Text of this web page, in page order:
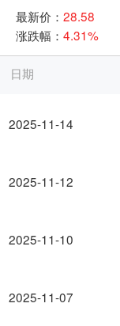
最新价： 28.58
涨跌幅： 4.31%
日期
2025-11-14
2025-11-12
2025-11-10
2025-11-07